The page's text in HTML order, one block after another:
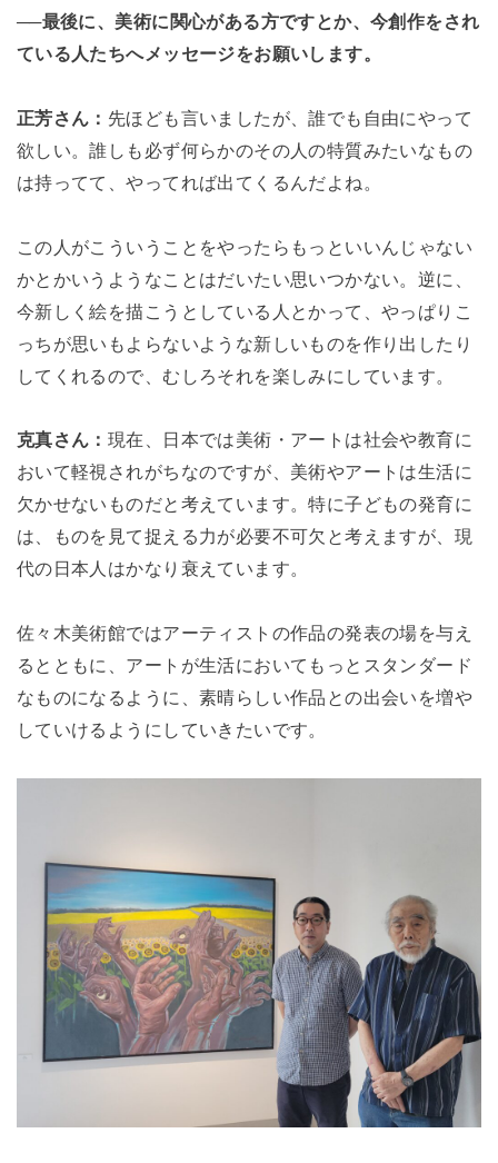
──最後に、美術に関心がある方ですとか、今創作をされ
ている人たちへメッセージをお願いします。
正芳さん： 先ほども言いましたが、誰でも自由にやって
欲しい。誰しも必ず何らかのその人の特質みたいなもの
は持ってて、やってれば出てくるんだよね。
この人がこういうことをやったらもっといいんじゃない
かとかいうようなことはだいたい思いつかない。 逆に、
今新しく絵を描こうとしている人とかって、やっぱりこ
っちが思いもよらないような新しいものを作り出したり
してくれるので、むしろそれを楽しみにしています。
克真さん： 現在、日本では美術・アートは社会や教育に
おいて軽視されがちなのですが、美術やアートは生活に
欠かせないものだと考えています。特に子どもの発育に
は、ものを見て捉える力が必要不可欠と考えますが、現
代の日本人はかなり衰えています。
佐々木美術館ではアーティストの作品の発表の場を与え
るとともに、アートが生活においてもっとスタンダード
なものになるように、素晴らしい作品との出会いを増や
していけるようにしていきたいです。